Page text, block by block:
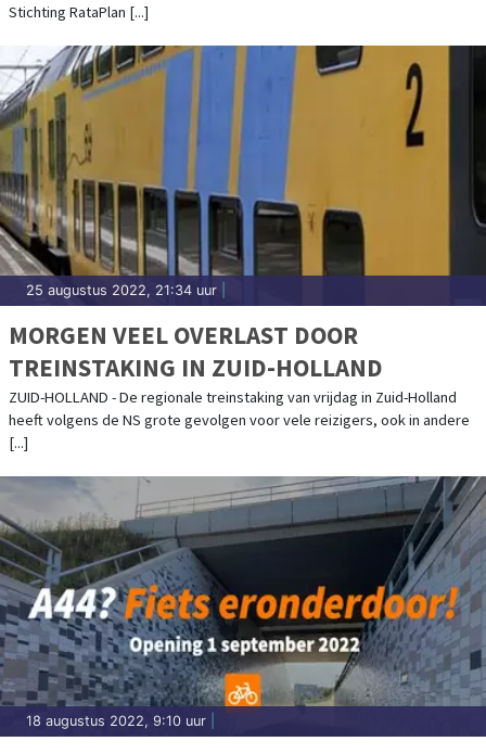
Stichting RataPlan [...]
25 augustus 2022, 21:34 uur
MORGEN VEEL OVERLAST DOOR
TREINSTAKING IN ZUID-HOLLAND
ZUID-HOLLAND - De regionale treinstaking van vrijdag in Zuid-Holland
heeft volgens de NS grote gevolgen voor vele reizigers, ook in andere
[...]
18 augustus 2022, 9:10 uur